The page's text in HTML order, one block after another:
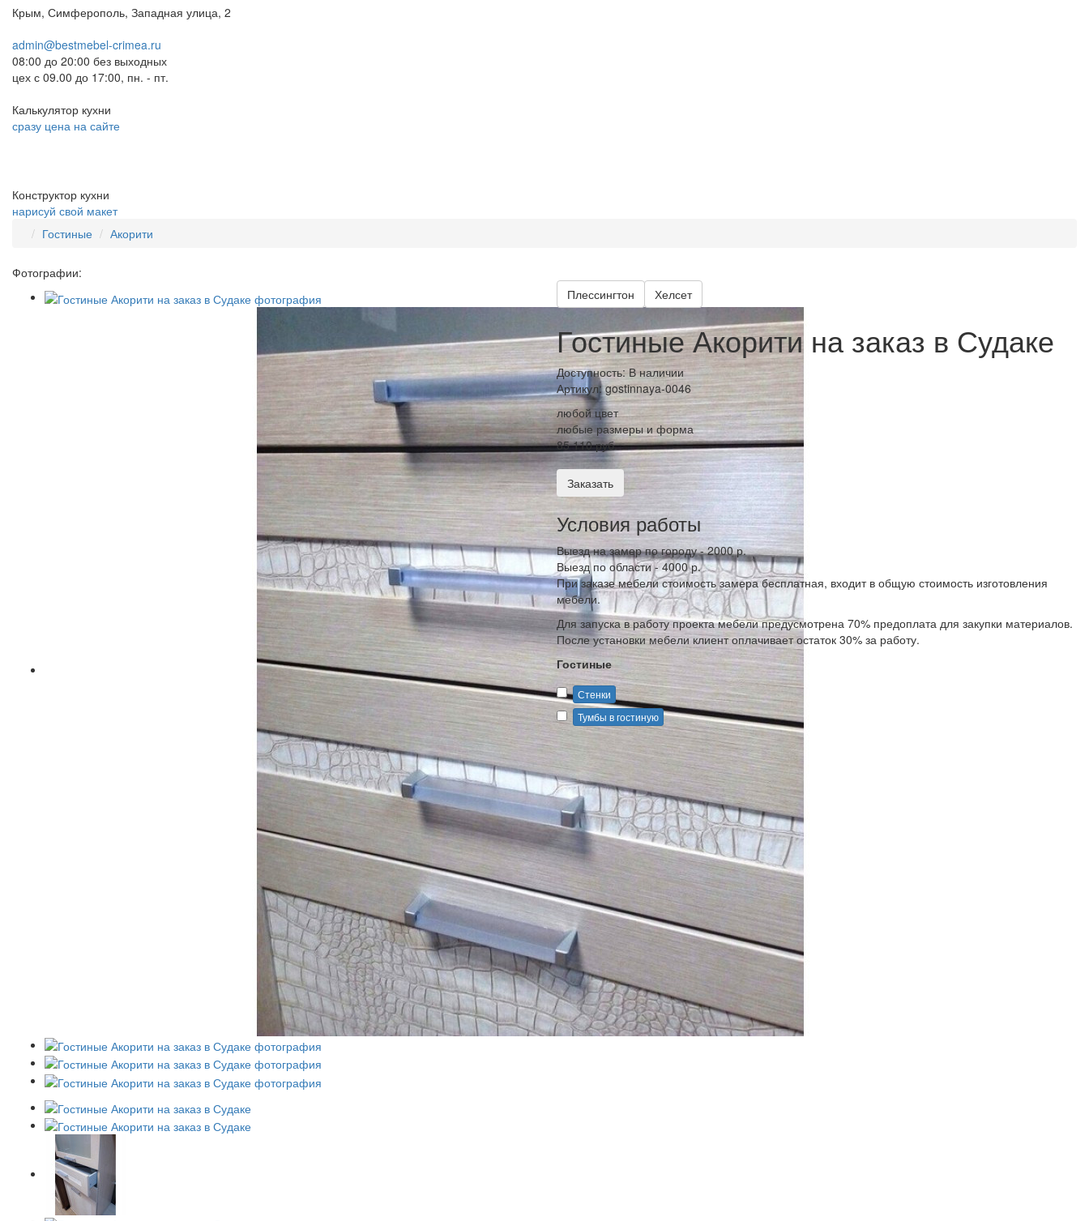
Крым, Симферополь, Западная улица, 2
admin@bestmebel-crimea.ru
08:00 до 20:00 без выходных
цех с 09.00 до 17:00, пн. - пт.
Калькулятор кухни
сразу цена на сайте
Конструктор кухни
нарисуй свой макет
Гостиные
Акорити
Фотографии:
Плессингтон Хелсет
Гостиные Акорити на заказ в Судаке
Доступность: В наличии
Артикул:gostinnaya-0046
любой цвет
любые размеры и форма
85 110 руб.
Заказать
Условия работы
Выезд на замер по городу - 2000 р.
Выезд по области - 4000 р.
При заказе мебели стоимость замера бесплатная, входит в общую стоимость изготовления
мебели.
Для запуска в работу проекта мебели предусмотрена 70% предоплата для закупки материалов.
После установки мебели клиент оплачивает остаток 30% за работу.
Гостиные
Стенки
Тумбы в гостиную